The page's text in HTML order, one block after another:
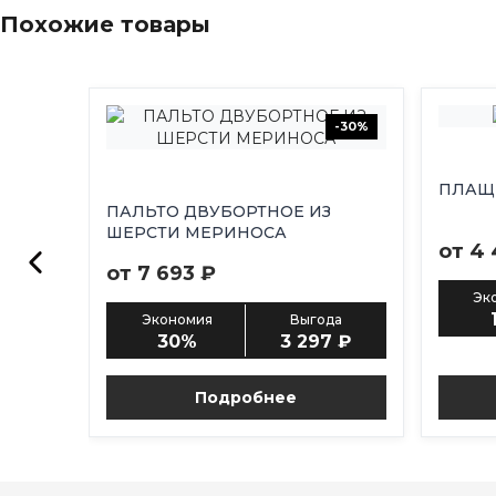
Похожие товары
-30%
ПАЛЬТО ДВУБОРТНОЕ ИЗ
ШЕРСТИ МЕРИНОСА
от 7 693 ₽
Экономия
30%
Выгода
3 297 ₽
Подробнее
ПЛАЩ
от 4